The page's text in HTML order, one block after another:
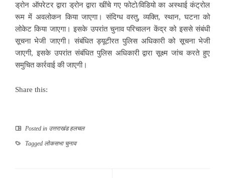
ड्रोन ऑपरेटर द्वारा ड्रोन द्वारा खींचे गए फोटो/विडियो का अस्थाई कंट्रोल
रूम में अवलोकन किया जाएगा। संदिग्ध वस्तु, व्यक्ति, स्थान, घटना को
लोकेट किया जाएगा। इसके उपरांत चुनाव परिचालन केंद्र को इससे संबंधी
सूचना भेजी जाएगी। संबंधित ड्यूटीरत पुलिस अधिकारी को सूचना भेजी
जाएगी, इसके उपरांत संबंधित पुलिस अधिकारी द्वारा सूक्ष्म जांच करते हुए
समुचित कार्रवाई की जाएगी।
Share this:
Posted in उत्तराखंड हलचल
Tagged लोकसभा चुनाव